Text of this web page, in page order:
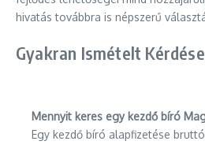
hivatás továbbra is népszerű
Gyakran Ismételt
Mennyit keres egy kezdő bíró
Egy kezdő bíró alapfizetése